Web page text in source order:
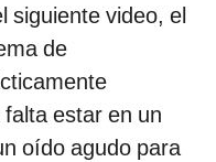
siguiente video, el
de
estar en un
oído agudo para